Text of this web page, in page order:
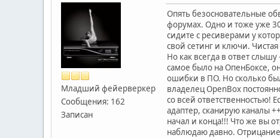
Младший фейерверкер
Сообщения: 162
Записан
Опять безосновательные
форумах. Одно и тоже уже
сидите с ресиверами у
свой сетинг и ключи.
Но как всегда в ответ
самое было на ОпенБоксе,
ошибки в ПО. Но сколько
владелец OpenBox
со всей ответственностью!
адаптер, сканирую каналы
начал и конца!!! Что же вы
наблюдаю давно.